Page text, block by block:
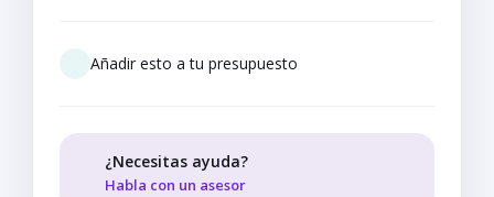
Añadir esto a tu presupuesto
¿Necesitas ayuda?
Habla con un asesor